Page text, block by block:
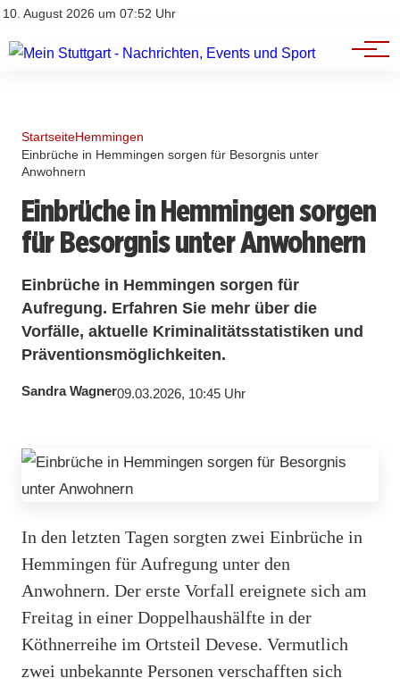
10. August 2026 um 07:52 Uhr
Impressum
Branchenbuch
Werbung
StartseiteHemmingen
Einbrüche in Hemmingen sorgen für Besorgnis unter
Anwohnern
Einbrüche in Hemmingen sorgen
für Besorgnis unter Anwohnern
Einbrüche in Hemmingen sorgen für
Aufregung. Erfahren Sie mehr über die
Vorfälle, aktuelle Kriminalitätsstatistiken und
Präventionsmöglichkeiten.
Sandra Wagner09.03.2026, 10:45 Uhr
In den letzten Tagen sorgten zwei Einbrüche in
Hemmingen für Aufregung unter den
Anwohnern. Der erste Vorfall ereignete sich am
Freitag in einer Doppelhaushälfte in der
Köthnerreihe im Ortsteil Devese. Vermutlich
zwei unbekannte Personen verschafften sich